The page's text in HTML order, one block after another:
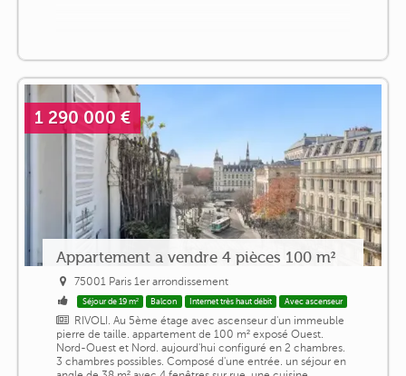
1 290 000 €
Appartement a vendre 4 pièces 100 m²
75001 Paris 1er arrondissement
Séjour de 19 m² Balcon Internet très haut débit Avec ascenseur
RIVOLI. Au 5ème étage avec ascenseur d'un immeuble
pierre de taille. appartement de 100 m² exposé Ouest.
Nord-Ouest et Nord. aujourd'hui configuré en 2 chambres.
3 chambres possibles. Composé d'une entrée. un séjour en